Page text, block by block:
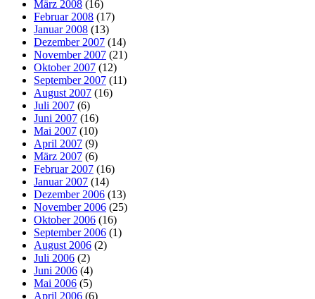
März 2008 (16)
Februar 2008 (17)
Januar 2008 (13)
Dezember 2007 (14)
November 2007 (21)
Oktober 2007 (12)
September 2007 (11)
August 2007 (16)
Juli 2007 (6)
Juni 2007 (16)
Mai 2007 (10)
April 2007 (9)
März 2007 (6)
Februar 2007 (16)
Januar 2007 (14)
Dezember 2006 (13)
November 2006 (25)
Oktober 2006 (16)
September 2006 (1)
August 2006 (2)
Juli 2006 (2)
Juni 2006 (4)
Mai 2006 (5)
April 2006 (6)